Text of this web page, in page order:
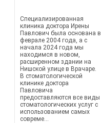
Специализированная
клиника доктора Ирены
Павлович была основана в
феврале 2004 года, а с
начала 2024 года мы
находимся в новом,
расширенном здании на
Нишской улице в Врачаре.
В стоматологической
клинике доктора
Павловича
предоставляются все виды
стоматологических услуг с
использованием самых
совреме...